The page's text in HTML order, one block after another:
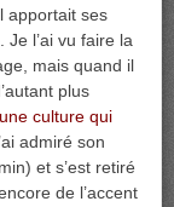
apportait ses
l’ai vu faire la
mais quand il
plus
culture qui
admiré son
et s’est retiré
de l’accent